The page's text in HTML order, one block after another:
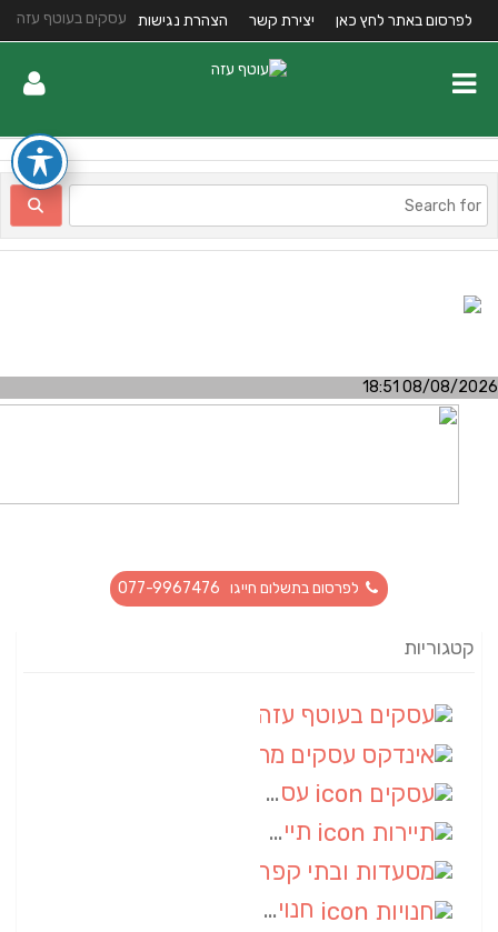
עסקים בעוטף עזה לפרסום באתר לחץ כאן יצירת קשר הצהרת נגישות
08/08/2026
לפרסום בתשלום חייגו 077-9967476
קטגוריות
עסקים
תיירות
חנויות